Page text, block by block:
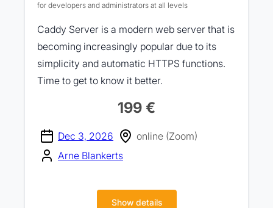
for developers and administrators at all levels
Caddy Server is a modern web server that is
becoming increasingly popular due to its
simplicity and automatic HTTPS functions.
Time to get to know it better.
199 €
Dec 3, 2026
online (Zoom)
Arne Blankerts
Show details